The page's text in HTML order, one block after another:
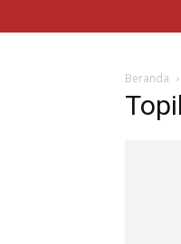
Beranda